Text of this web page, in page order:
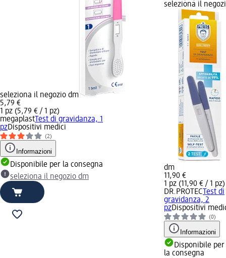
seleziona il negozio dm
5,79 €
1 pz (5,79 € / 1 pz)
megaplast Test di gravidanza, 1
pzDispositivi medici
(2)
Informazioni
Disponibile per la consegna
seleziona il negozio dm
seleziona il
dm
11,90 €
1 pz (11,90 € / 1 pz)
DR.PROTEC Test di
gravidanza, 2
pzDispositivi
(0)
Informazioni
Disponibile per
la consegna